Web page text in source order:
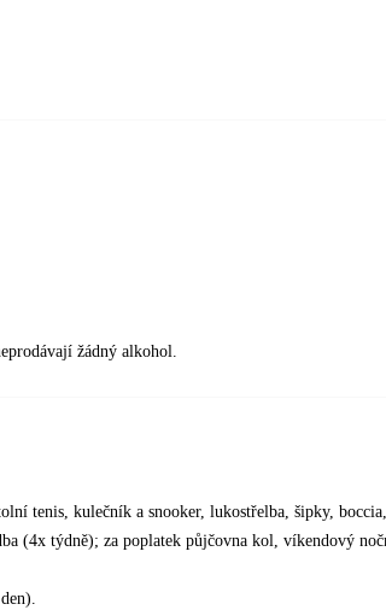
žádný alkohol.
tenis, kulečník a snooker, lukostřelba, šipky,
(4x týdně); za poplatek půjčovna kol, víkendový